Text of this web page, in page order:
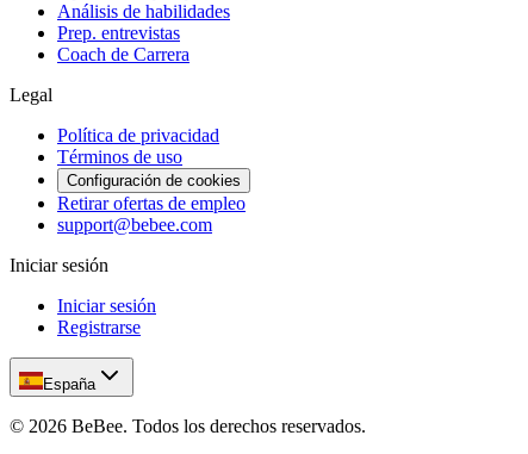
Análisis de habilidades
Prep. entrevistas
Coach de Carrera
Legal
Política de privacidad
Términos de uso
Configuración de cookies
Retirar ofertas de empleo
support@bebee.com
Iniciar sesión
Iniciar sesión
Registrarse
España
© 2026 BeBee. Todos los derechos reservados.